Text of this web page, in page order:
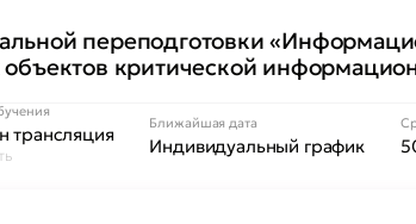
переподготовки
объектов критической
трансляция
Ближайшая дата
Индивидуальный график